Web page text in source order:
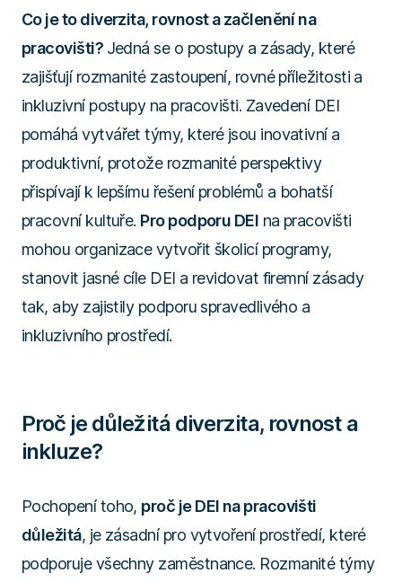
Co je to diverzita, rovnost a začlenění na
pracovišti? Jedná se o postupy a zásady, které
zajišťují rozmanité zastoupení, rovné příležitosti a
inkluzivní postupy na pracovišti. Zavedení DEI
pomáhá vytvářet týmy, které jsou inovativní a
produktivní, protože rozmanité perspektivy
přispívají k lepšímu řešení problémů a bohatší
pracovní kultuře. Pro podporu DEI na pracovišti
mohou organizace vytvořit školicí programy,
stanovit jasné cíle DEI a revidovat firemní zásady
tak, aby zajistily podporu spravedlivého a
inkluzivního prostředí.
Proč je důležitá diverzita, rovnost a
inkluze?
Pochopení toho, proč je DEI na pracovišti
důležitá, je zásadní pro vytvoření prostředí, které
podporuje všechny zaměstnance. Rozmanité týmy